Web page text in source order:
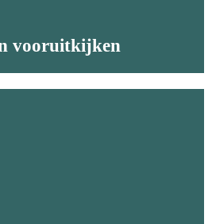
vooruitkijken